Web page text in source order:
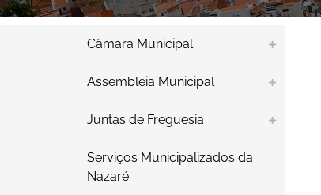
Câmara Municipal
Assembleia Municipal
Juntas de Freguesia
Serviços Municipalizados da
Nazaré